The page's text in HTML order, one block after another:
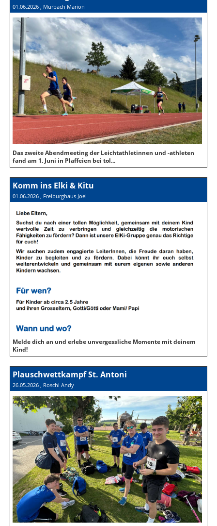
01.06.2026 , Murbach Marion
Das zweite Abendmeeting der Leichtathletinnen und -athleten
fand am 1. Juni in Plaffeien bei tol...
Komm ins Elki & Kitu
01.06.2026 , Freiburghaus Joel
Melde dich an und erlebe unvergessliche Momente mit deinem
Kind!
Plauschwettkampf St. Antoni
26.05.2026 , Roschi Andy